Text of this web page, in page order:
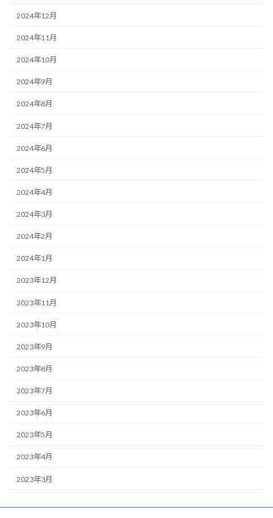
2024年12月
2024年11月
2024年10月
2024年9月
2024年8月
2024年7月
2024年6月
2024年5月
2024年4月
2024年3月
2024年2月
2024年1月
2023年12月
2023年11月
2023年10月
2023年9月
2023年8月
2023年7月
2023年6月
2023年5月
2023年4月
2023年3月